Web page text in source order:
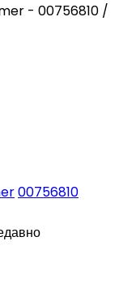
- 00756810 /
00756810